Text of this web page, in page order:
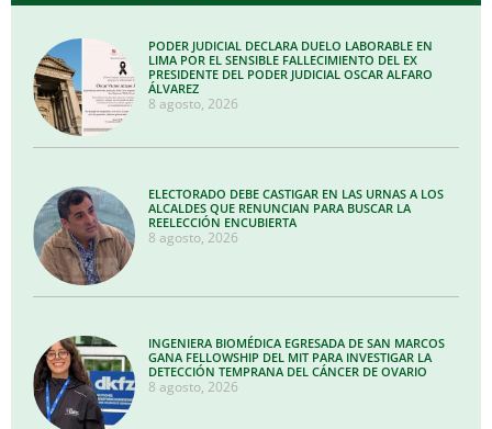
PODER JUDICIAL DECLARA DUELO LABORABLE EN
LIMA POR EL SENSIBLE FALLECIMIENTO DEL EX
PRESIDENTE DEL PODER JUDICIAL OSCAR ALFARO
ÁLVAREZ
8 agosto, 2026
ELECTORADO DEBE CASTIGAR EN LAS URNAS A LOS
ALCALDES QUE RENUNCIAN PARA BUSCAR LA
REELECCIÓN ENCUBIERTA
8 agosto, 2026
INGENIERA BIOMÉDICA EGRESADA DE SAN MARCOS
GANA FELLOWSHIP DEL MIT PARA INVESTIGAR LA
DETECCIÓN TEMPRANA DEL CÁNCER DE OVARIO
8 agosto, 2026